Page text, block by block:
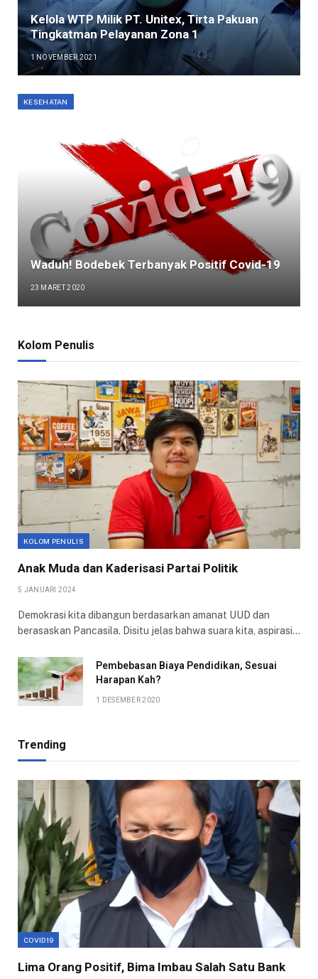
Kelola WTP Milik PT. Unitex, Tirta Pakuan
Tingkatman Pelayanan Zona 1
1 NOVEMBER 2021
KESEHATAN
Waduh! Bodebek Terbanyak Positif Covid-19
23 MARET 2020
Kolom Penulis
KOLOM PENULIS
Anak Muda dan Kaderisasi Partai Politik
5 JANUARI 2024
Demokrasi kita dibangun berdasarkan amanat UUD dan
berasaskan Pancasila. Disitu jelas bahwa suara kita, aspirasi…
Pembebasan Biaya Pendidikan, Sesuai
Harapan Kah?
1 DESEMBER 2020
Trending
COVID19
Lima Orang Positif, Bima Imbau Salah Satu Bank